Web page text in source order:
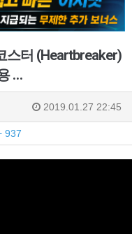
스터 (Heartbreaker)
…
2019.01.27 22:45
937